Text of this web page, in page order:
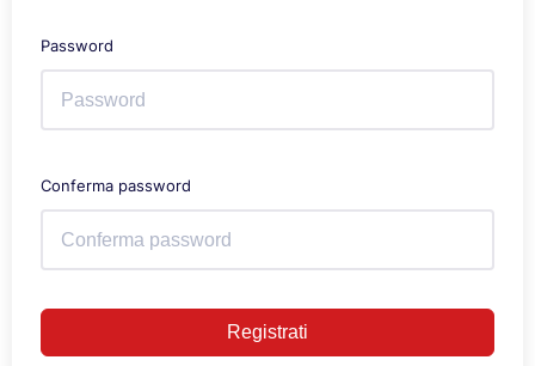
Password
Conferma password
Registrati